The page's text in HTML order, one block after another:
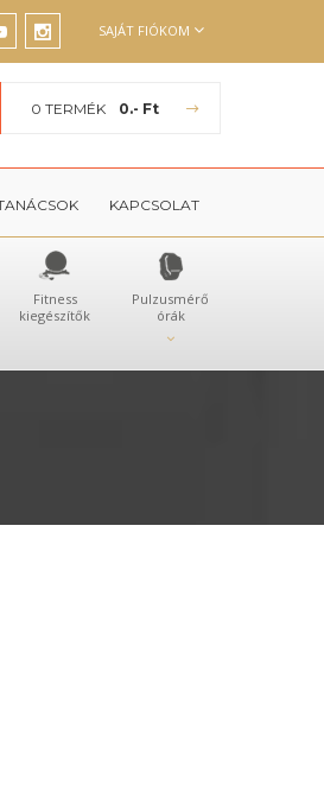
SAJÁT FIÓKOM
0 TERMÉK 0.- Ft
KAPCSOLAT
Fitness
kiegészítők
Pulzusmérő
órák